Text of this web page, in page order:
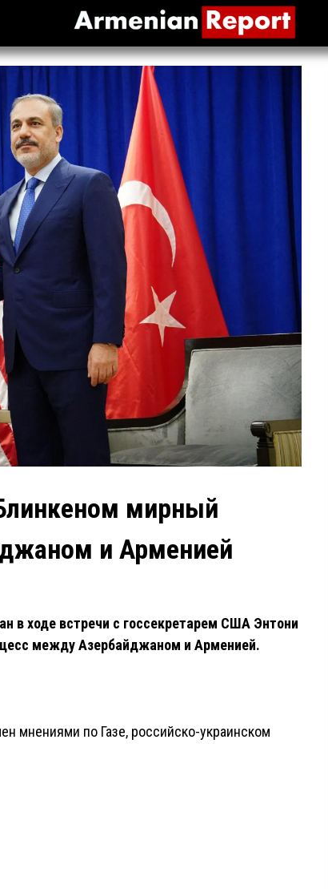
мирный
и Арменией
в ходе встречи с госсекретарем США Энтони
между Азербайджаном и Арменией.
мнениями по Газе, российско-украинском